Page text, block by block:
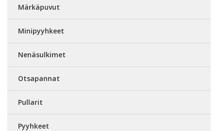
Märkäpuvut
Minipyyhkeet
Nenäsulkimet
Otsapannat
Pullarit
Pyyhkeet